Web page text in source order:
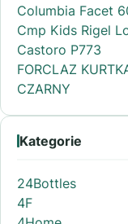
Columbia Facet
Cmp Kids Rigel
Castoro P773
FORCLAZ
CZARNY
Kategorie
24Bottles
4F